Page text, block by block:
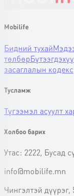
Mobilife
Бидний тухай
төлбөр
засаглалын кодекс
Тусламж
Түгээмэл асуулт
Холбоо барих
Утас: 2222, Бусад
info@mobilife.mn
Чингэлтэй